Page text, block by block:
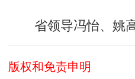
省领导冯怡、姚高
版权和免责申明